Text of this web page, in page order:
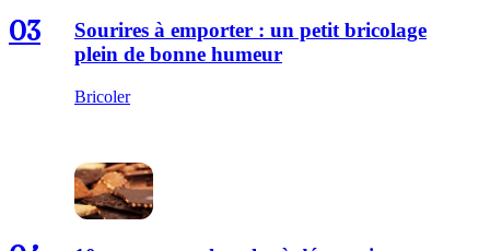
03
Sourires à emporter : un petit bricolage
plein de bonne humeur
Bricoler